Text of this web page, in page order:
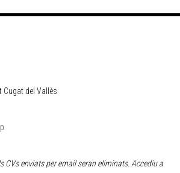
Cugat del Vallès
CVs enviats per email seran eliminats. Accediu a